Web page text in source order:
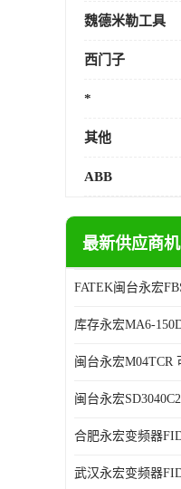
魏德米勒工具
西门子
*
其他
ABB
最新供应商机